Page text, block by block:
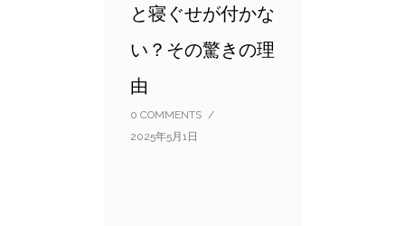
と寝ぐせが付かな
い？その驚きの理
由
0 COMMENTS /
2025年5月1日